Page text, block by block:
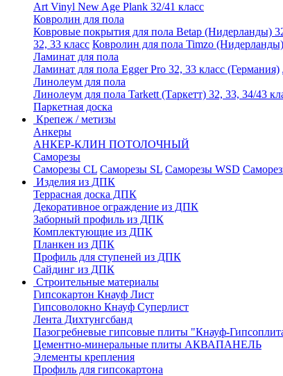
Art Vinyl New Age Plank 32/41 класс
Ковролин для пола
Ковровые покрытия для пола Betap (Нидерланды)
32, 33 класс Ковролин для пола Timzo
Ламинат для пола
Ламинат для пола Egger Pro 32, 33 класс (Германия)
Линолеум для пола
Линолеум для пола Tarkett (Таркетт) 32, 33, 34/43
Паркетная доска
Крепеж / метизы
Анкеры
АНКЕР-КЛИН ПОТОЛОЧНЫЙ
Саморезы
Саморезы CL Саморезы SL Саморезы WSD
Изделия из ДПК
Террасная доска ДПК
Декоративное ограждение из ДПК
Заборный профиль из ДПК
Комплектующие из ДПК
Планкен из ДПК
Профиль для ступеней из ДПК
Сайдинг из ДПК
Строительные материалы
Гипсокартон Кнауф Лист
Гипсоволокно Кнауф Суперлист
Лента Дихтунгсбанд
Пазогребневые гипсовые плиты "Кнауф-
Цементно-минеральные плиты АКВАПАНЕЛЬ
Элементы крепления
Профиль для гипсокартона